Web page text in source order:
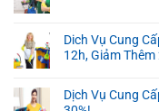
Dich Vụ Cung
12h, Giảm Thêm
Dịch Vụ Cung